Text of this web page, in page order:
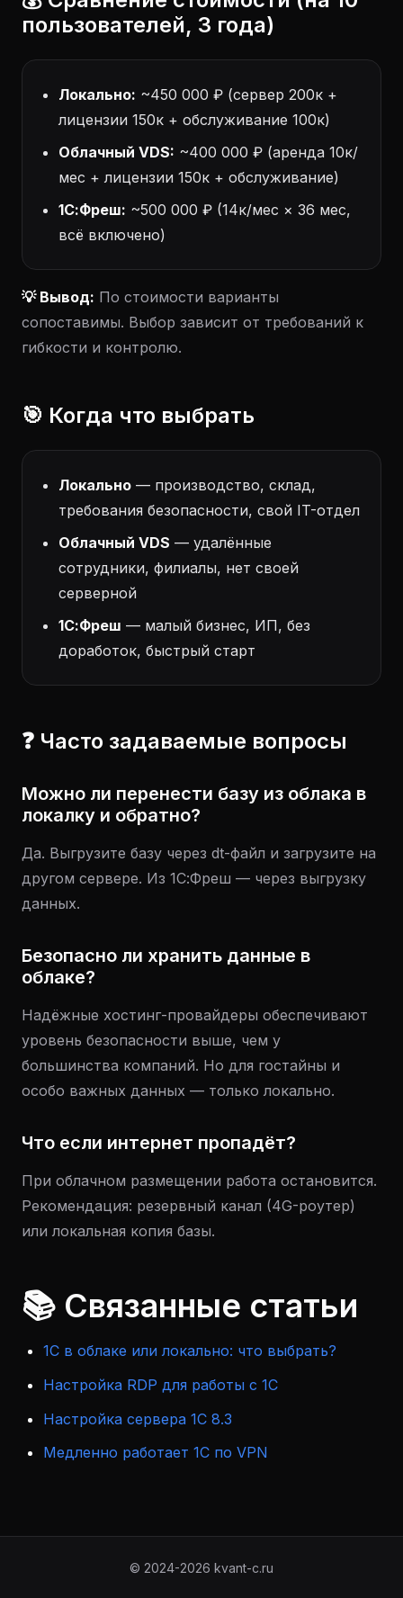
пользователей, 3 года)
Локально: ~450 000 ₽ (сервер 200к +
лицензии 150к + обслуживание 100к)
Облачный VDS: ~400 000 ₽ (аренда 10к/
мес + лицензии 150к + обслуживание)
1С:Фреш: ~500 000 ₽ (14к/мес × 36 мес,
всё включено)
💡 Вывод: По стоимости варианты
сопоставимы. Выбор зависит от требований к
гибкости и контролю.
🎯 Когда что выбрать
Локально — производство, склад,
требования безопасности, свой IT-отдел
Облачный VDS — удалённые
сотрудники, филиалы, нет своей
серверной
1С:Фреш — малый бизнес, ИП, без
доработок, быстрый старт
❓ Часто задаваемые вопросы
Можно ли перенести базу из облака в
локалку и обратно?
Да. Выгрузите базу через dt-файл и загрузите на
другом сервере. Из 1С:Фреш — через выгрузку
данных.
Безопасно ли хранить данные в
облаке?
Надёжные хостинг-провайдеры обеспечивают
уровень безопасности выше, чем у
большинства компаний. Но для гостайны и
особо важных данных — только локально.
Что если интернет пропадёт?
При облачном размещении работа остановится.
Рекомендация: резервный канал (4G-роутер)
или локальная копия базы.
📚 Связанные статьи
1С в облаке или локально: что выбрать?
Настройка RDP для работы с 1С
Настройка сервера 1С 8.3
Медленно работает 1С по VPN
© 2024-2026 kvant-c.ru